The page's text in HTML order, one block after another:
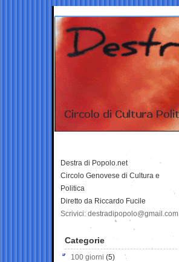
Destra di Popolo.net
Circolo Genovese di Cultura e
Politica
Diretto da Riccardo Fucile
Scrivici: destradipopolo@gmail.com
Categorie
100 giorni (5)